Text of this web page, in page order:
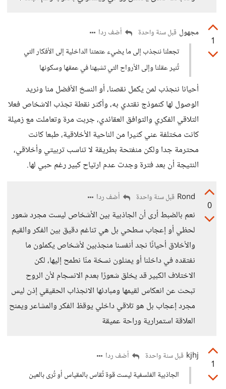
1
مجهول قبل سنة واحدة
أضف ردا
تجعلنا ننجذب إلى ما يضيء عتمتنا الداخلية إلى الأفكار التي
تُنير عقلنا وإلى الأرواح التي تشبهنا في عمقها وسكونها
أحيانا ننجذب لمن يكمل نقصنا، أو النسخ الأفضل منا ونريد
الوصول لها كنموذج نقتدي به، وأكثر نقطة تجذب الاشخاص فعلا
التلاقي الفكري والتوافق العقائدي، جربت مرة وتعاملت مع زميلة
كانت مختلفة عني كثيرا من الناحية الأخلاقية، طبعا كانت
محترمة جدا ولكن منفتحة بطريقة لا تناسب تربيتي وأخلاقي،
النتيجة أن بعد فترة وجدت عدم ارتياح كبير رغم حبي لها.
0
Rond قبل سنة واحدة أضف ردا
نعم بالضبط أرى أن الجاذبية بين الأشخاص ليست مجرد شعور
لحظي أو إعجاب سطحي بل هي تناغم دقيق بين الفكر والقيم
والأخلاق أحيانًا نجد أنفسنا منجذبين لأشخاص يكملون ما
نفتقده في داخلنا أو يمثلون نسخة منّا نطمح إليها، لكن
الاختلاف الكبير قد يخلق شعورًا بعدم الانسجام لأن الروح
تبحث عن انعكاس لقيمها ومبادئها الانجذاب الحقيقي إذن ليس
مجرد إعجاب بل هو تلاقي داخلي يوقظ الفكر والمشاعر ويمنح
العلاقة استمرارية وراحة عميقة
1
kjhj قبل سنة واحدة
أضف ردا
الجاذبية الفلسفية ليست قوة تُقاس بالمقياس أو تُرى بالعين